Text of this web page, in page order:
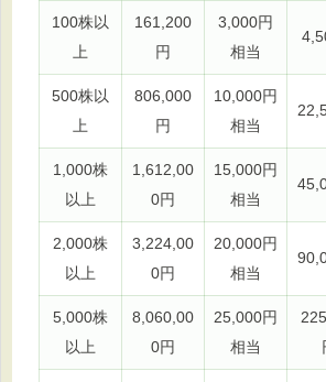
100株以
上
161,200
円
3,000円
相当
500株以
上
806,000
円
10,000円
相当
1,000株
以上
1,612,00
0円
15,000円
相当
2,000株
以上
3,224,00
0円
20,000円
相当
5,000株
以上
8,060,00
0円
25,000円
相当